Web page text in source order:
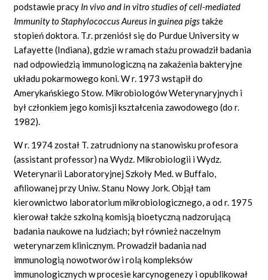
podstawie pracy In vivo and in vitro studies of cell-mediated
Immunity to Staphylococcus Aureus in guinea pigstakże
stopień doktora. T.r. przeniósł się do Purdue University w
Lafayette (Indiana), gdzie w ramach stażu prowadził badania
nad odpowiedzią immunologiczną na zakażenia bakteryjne
układu pokarmowego koni. W r. 1973 wstąpił do
Amerykańskiego Stow. Mikrobiologów Weterynaryjnych i
był członkiem jego komisji kształcenia zawodowego (do r.
1982).
W r. 1974 został T. zatrudniony na stanowisku profesora
(assistant professor) na Wydz. Mikrobiologii i Wydz.
Weterynarii Laboratoryjnej Szkoły Med. w Buffalo,
afiliowanej przy Uniw. Stanu Nowy Jork. Objął tam
kierownictwo laboratorium mikrobiologicznego, a od r. 1975
kierował także szkolną komisją bioetyczną nadzorującą
badania naukowe na ludziach; był również naczelnym
weterynarzem klinicznym. Prowadził badania nad
immunologią nowotworów i rolą kompleksów
immunologicznych w procesie karcynogenezy i opublikował